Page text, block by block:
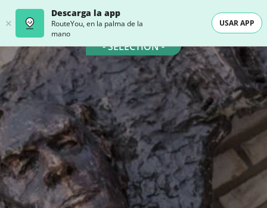
Descarga la app
RouteYou, en la palma de la
mano
USAR APP
- SELECTION -